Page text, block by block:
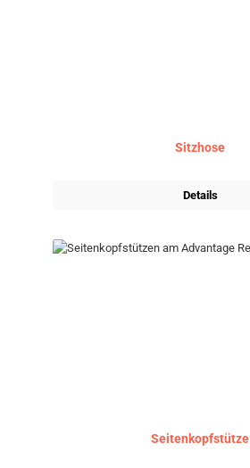
Sitzhose
Details
Seitenkopfstütze